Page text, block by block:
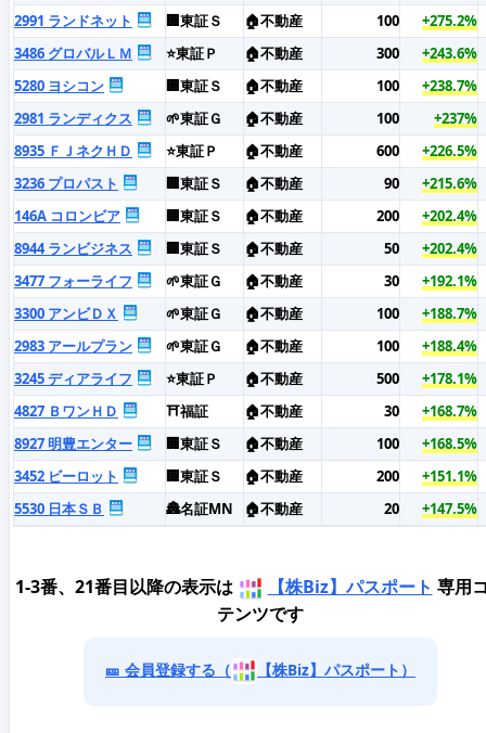
2991 ランドネット
🏢東証Ｓ 🏠不動産 100
+275.2%
3486 グロバルＬＭ
⭐東証Ｐ 🏠不動産 300
+243.6%
5280 ヨシコン
🏢東証Ｓ 🏠不動産 100
+238.7%
2981 ランディクス
🌱東証Ｇ 🏠不動産 100
+237%
8935 ＦＪネクＨＤ
⭐東証Ｐ 🏠不動産 600
+226.5%
3236 プロパスト
🏢東証Ｓ 🏠不動産 90
+215.6%
146A コロンビア
🏢東証Ｓ 🏠不動産 200
+202.4%
8944 ランビジネス
🏢東証Ｓ 🏠不動産 50
+202.4%
3477 フォーライフ
🌱東証Ｇ 🏠不動産 30
+192.1%
3300 アンビＤＸ
🌱東証Ｇ 🏠不動産 100
+188.7%
2983 アールプラン
🌱東証Ｇ 🏠不動産 100
+188.4%
3245 ディアライフ
⭐東証Ｐ 🏠不動産 500
+178.1%
4827 ＢワンＨＤ
⛩️福証 🏠不動産 30
+168.7%
8927 明豊エンター
🏢東証Ｓ 🏠不動産 100
+168.5%
3452 ビーロット
🏢東証Ｓ 🏠不動産 200
+151.1%
5530 日本ＳＢ
🏯名証MN 🏠不動産 20 +147.5%
1-3番、21番目以降の表示は 【株Biz】パスポート 専用
テンツです
🎫 会員登録する（ 【株Biz】パスポート）